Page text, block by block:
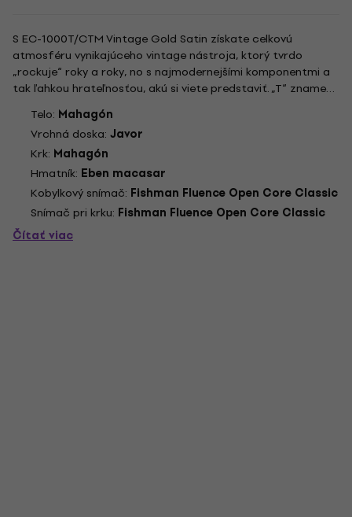
S EC-1000T/CTM Vintage Gold Satin získate celkovú
atmosféru vynikajúceho vintage nástroja, ktorý tvrdo
„rockuje“ roky a roky, no s najmodernejšími komponentmi a
tak ľahkou hrateľnosťou, akú si viete predstaviť. „T“ znamená
tradičné, odkazuje na jej mahagónové telo s jedným
výrezom v plnej hrúbke. „CTM“ znamená custom
viacvrstvové lemovanie,...
Telo: Mahagón
Vrchná doska: Javor
Krk: Mahagón
Hmatník: Eben macasar
Kobylkový snímač: Fishman Fluence Open Core Classic
Snímač pri krku: Fishman Fluence Open Core Classic
Čítať viac